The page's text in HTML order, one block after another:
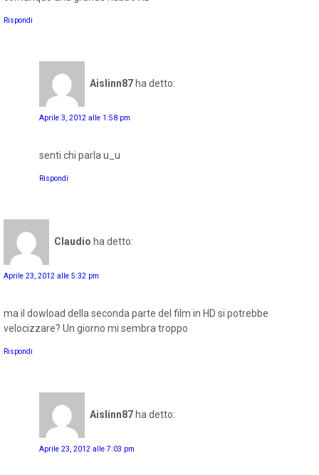
Rispondi
Aislinn87 ha detto:
Aprile 3, 2012 alle 1:58 pm
senti chi parla u_u
Rispondi
Claudio ha detto:
Aprile 23, 2012 alle 5:32 pm
ma il dowload della seconda parte del film in HD si potrebbe
velocizzare? Un giorno mi sembra troppo
Rispondi
Aislinn87 ha detto:
Aprile 23, 2012 alle 7:03 pm